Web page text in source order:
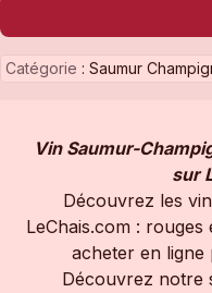
Catégorie : Saumur
Vin Saumur-
sur
Découvrez les
LeChais.com :
acheter en ligne
Découvrez notre